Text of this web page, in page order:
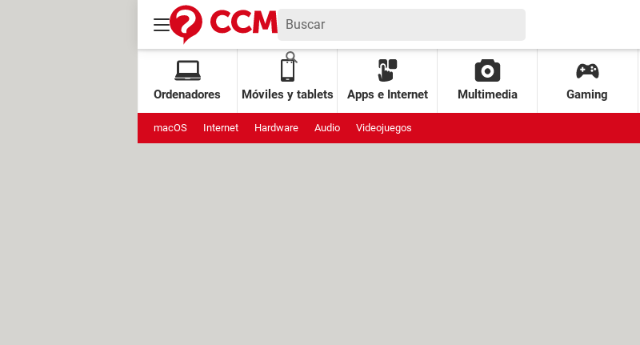
Ordenadores Móviles y tablets Apps e Internet Multimedia Gaming
macOS Internet Hardware Audio Videojuegos